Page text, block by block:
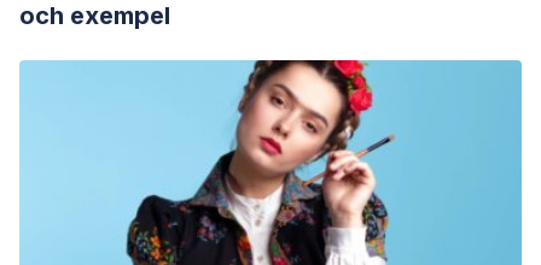
och exempel